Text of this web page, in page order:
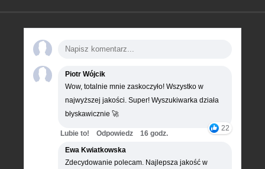
Piotr Wójcik
Wow, totalnie mnie zaskoczyło! Wszystko w
najwyższej jakości. Super! Wyszukiwarka działa
błyskawicznie 🚀
22
Lubie to! Odpowiedz
16 godz.
Ewa Kwiatkowska
Zdecydowanie polecam. Najlepsza jakość w